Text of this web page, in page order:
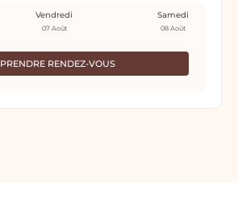
PRENDRE RENDEZ-VOUS
Vendredi
07 Août
Samedi
08 Août